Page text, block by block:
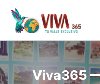
contenido
Viva365